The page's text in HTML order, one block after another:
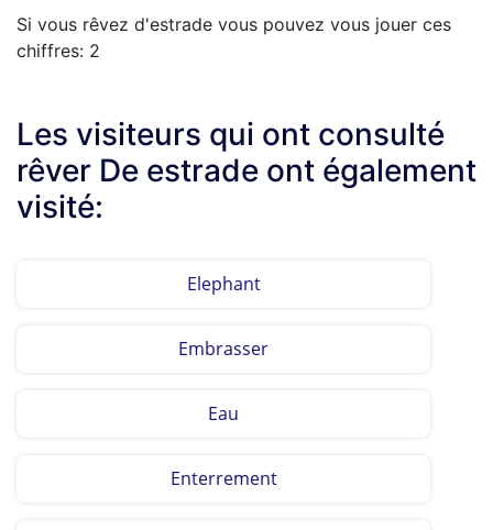
Si vous rêvez d'estrade vous pouvez vous jouer ces
chiffres: 2
Les visiteurs qui ont consulté
rêver De estrade ont également
visité:
Elephant
Embrasser
Eau
Enterrement